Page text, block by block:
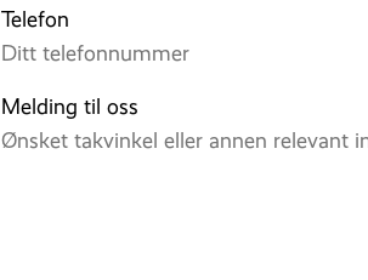
Telefon
Melding til oss